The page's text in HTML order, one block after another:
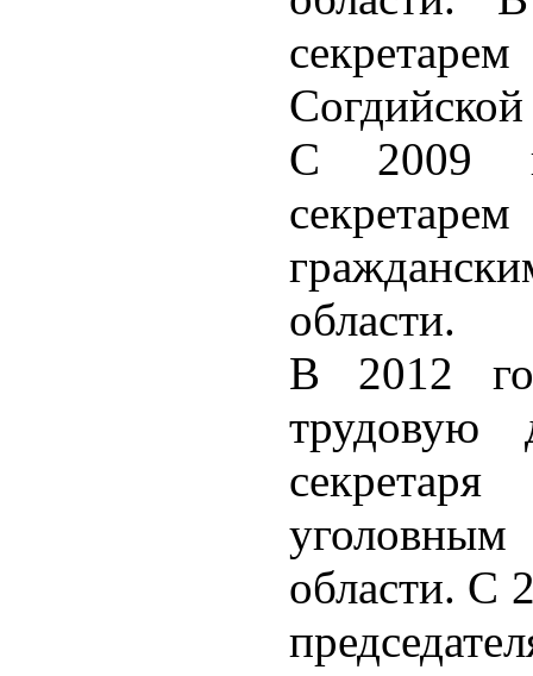
Согдийской
С 2009
области.
В 2012
трудовую
области. С